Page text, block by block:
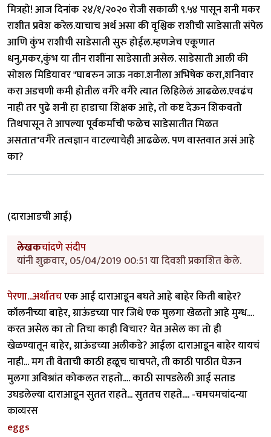
मित्रहो! आज दिनांक २४/१/२०२० रोजी सकाळी ९.५४ पासून शनी मकर
राशीत प्रवेश करेल.याचाच अर्थ असा की वृश्चिक राशीची साडेसाती संपेल
आणि कुंभ राशीची साडेसाती सुरु होईल.म्हणजेच एकूणात
धनु,मकर,कुंभ या तीन राशींना साडेसाती असेल. साडेसाती आली की
सोशल मिडियावर "घाबरुन जाऊ नका.शनीला अभिषेक करा,शनिवार
करा अडचणी कमी होतील वगैरे वगैरे त्यात लिहिलेलं आढळेल.एवढंच
नाही तर पुढे शनी हा हाडाचा शिक्षक आहे, तो कष्ट देऊन शिकवतो
तिथपासून ते आपल्या पूर्वकर्मांची फळेच साडेसातीत मिळत
असतात"वगैरे तत्वज्ञान वाटल्याचेही आढळेल. पण वास्तवात असं आहे
का?
(दाराआडची आई)
लेखकचांदणे संदीप
यांनी शुक्रवार, 05/04/2019 00:51 या दिवशी प्रकाशित केले.
पेरणा...अर्थातचएक आई दाराआडून बघते आहे बाहेर किती बाहेर?
कॉलनीच्या बाहेर, ग्राऊंडच्या पार जिथे एक मुलगा खेळतो आहे मुग्ध....
करत असेल का तो तिचा काही विचार? येत असेल का तो ही
खेळण्यातून बाहेर, ग्राऊंडच्या अलीकडे? आईला दाराआडून बाहेर यायचं
नाही... मग ती वेताची काठी हळूच चाचपते, ती काठी पाठीत घेऊन
मुलगा अविश्रांत कोकलत राहतो.... काठी सापडलेली आई सताड
उघडलेल्या दाराआडून सुतत राहते... सुततच राहते.... -चमचमचांदन्या
काव्यरस
eggs